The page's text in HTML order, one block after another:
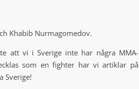
Khabib Nurmagomedov.
att vi i Sverige inte har några MMA-
som en fighter har vi artiklar på
Sverige!